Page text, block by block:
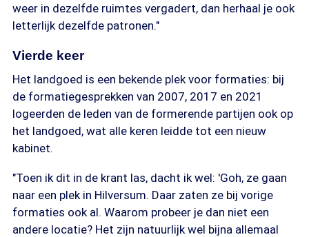
weer in dezelfde ruimtes vergadert, dan herhaal je ook
letterlijk dezelfde patronen."
Vierde keer
Het landgoed is een bekende plek voor formaties: bij
de formatiegesprekken van 2007, 2017 en 2021
logeerden de leden van de formerende partijen ook op
het landgoed, wat alle keren leidde tot een nieuw
kabinet.
"Toen ik dit in de krant las, dacht ik wel: 'Goh, ze gaan
naar een plek in Hilversum. Daar zaten ze bij vorige
formaties ook al. Waarom probeer je dan niet een
andere locatie? Het zijn natuurlijk wel bijna allemaal